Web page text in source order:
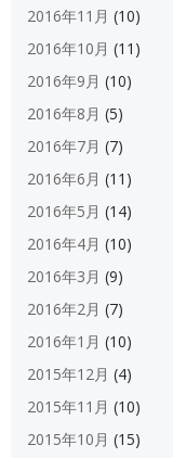
2016年11月 (10)
2016年10月 (11)
2016年9月 (10)
2016年8月 (5)
2016年7月 (7)
2016年6月 (11)
2016年5月 (14)
2016年4月 (10)
2016年3月 (9)
2016年2月 (7)
2016年1月 (10)
2015年12月 (4)
2015年11月 (10)
2015年10月 (15)